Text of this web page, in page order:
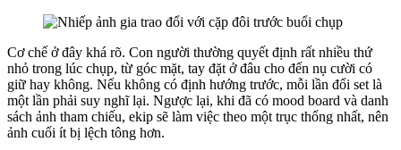
Cơ chế ở đây khá rõ. Con người thường quyết định rất nhiều thứ
nhỏ trong lúc chụp, từ góc mặt, tay đặt ở đâu cho đến nụ cười có
giữ hay không. Nếu không có định hướng trước, mỗi lần đổi set là
một lần phải suy nghĩ lại. Ngược lại, khi đã có mood board và danh
sách ảnh tham chiếu, ekip sẽ làm việc theo một trục thống nhất, nên
ảnh cuối ít bị lệch tông hơn.